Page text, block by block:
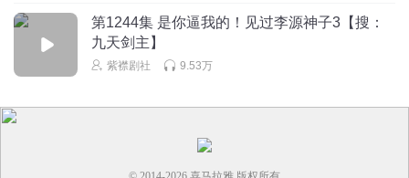
第1244集 是你逼我的！见过李源神子3【搜：
九天剑主】
紫襟剧社 9.53万